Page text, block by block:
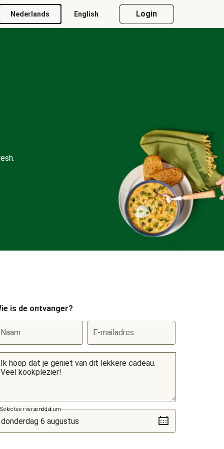
Nederlands English Login
is de ontvanger?
Naam E-mailadres
Selecteer verzenddatum